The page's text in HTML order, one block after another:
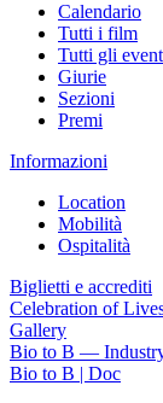
Calendario
Tutti i film
Tutti gli
Giurie
Sezioni
Premi
Informazioni
Location
Mobilità
Ospitalità
Biglietti e accrediti
Celebration of
Gallery
Bio to B —
Bio to B | Doc